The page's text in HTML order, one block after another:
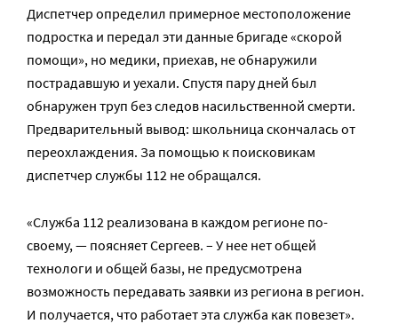
Диспетчер определил примерное местоположение
подростка и передал эти данные бригаде «скорой
помощи», но медики, приехав, не обнаружили
пострадавшую и уехали. Спустя пару дней был
обнаружен труп без следов насильственной смерти.
Предварительный вывод: школьница скончалась от
переохлаждения. За помощью к поисковикам
диспетчер службы 112 не обращался.
«Служба 112 реализована в каждом регионе по-
своему, — поясняет Сергеев. – У нее нет общей
технологи и общей базы, не предусмотрена
возможность передавать заявки из региона в регион.
И получается, что работает эта служба как повезет».